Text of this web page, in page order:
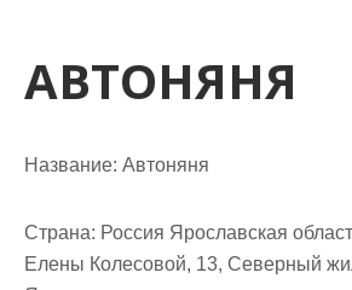
АВТОНЯНЯ
Название: Автоняня
Страна: Россия Ярославская
Елены Колесовой, 13, Северный